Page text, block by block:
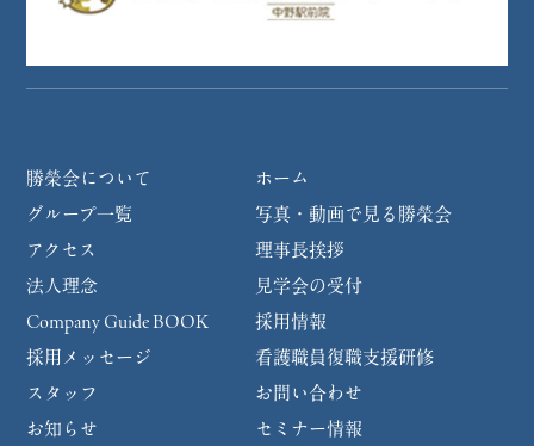
勝榮会について
ホーム
グループ一覧
写真・動画で見る勝榮会
アクセス
理事長挨拶
法人理念
見学会の受付
Company Guide BOOK
採用情報
採用メッセージ
看護職員復職支援研修
スタッフ
お問い合わせ
お知らせ
セミナー情報